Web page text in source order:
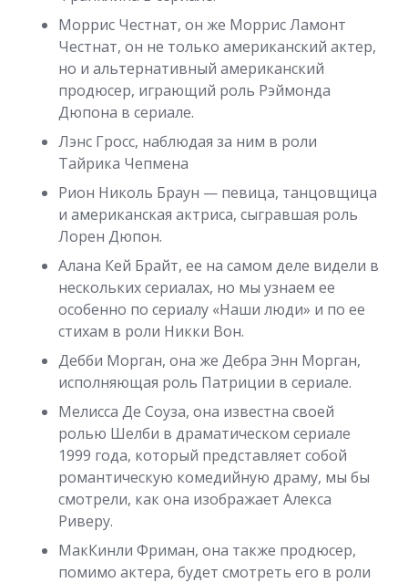
Моррис Честнат, он же Моррис Ламонт
Честнат, он не только американский актер,
но и альтернативный американский
продюсер, играющий роль Рэймонда
Дюпона в сериале.
Лэнс Гросс, наблюдая за ним в роли
Тайрика Чепмена
Рион Николь Браун — певица, танцовщица
и американская актриса, сыгравшая роль
Лорен Дюпон.
Алана Кей Брайт, ее на самом деле видели в
нескольких сериалах, но мы узнаем ее
особенно по сериалу «Наши люди» и по ее
стихам в роли Никки Вон.
Дебби Морган, она же Дебра Энн Морган,
исполняющая роль Патриции в сериале.
Мелисса Де Соуза, она известна своей
ролью Шелби в драматическом сериале
1999 года, который представляет собой
романтическую комедийную драму, мы бы
смотрели, как она изображает Алекса
Риверу.
МакКинли Фриман, она также продюсер,
помимо актера, будет смотреть его в роли